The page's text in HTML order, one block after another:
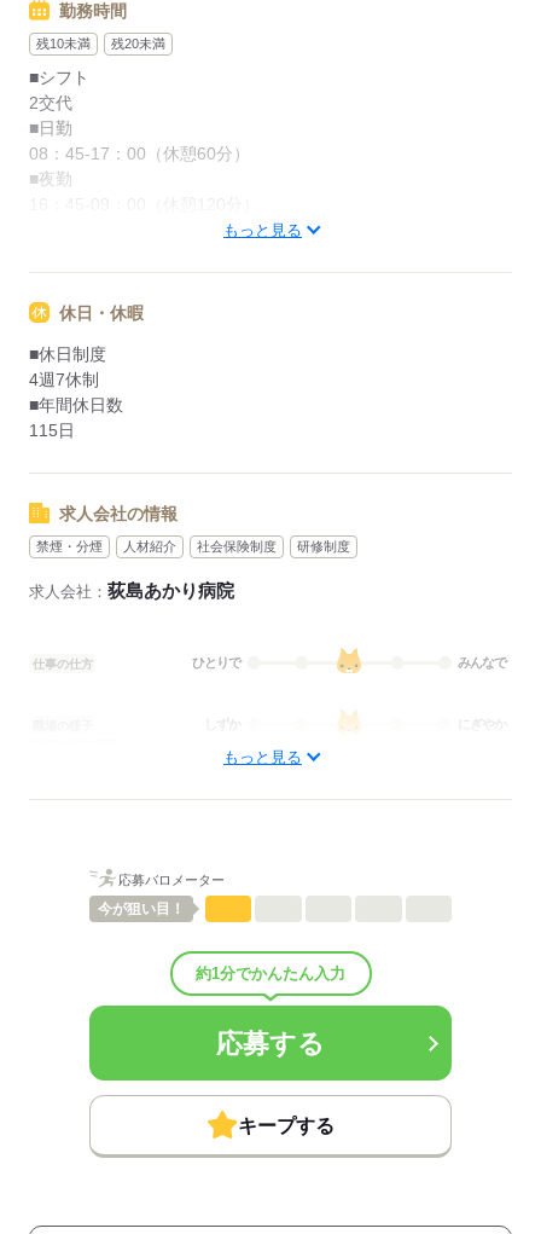
勤務時間
残10未満 残20未満
■シフト
2交代
■日勤
08：45-17：00（休憩60分）
■夜勤
応募する
もっと見る
休日・休暇
■休日制度
4週7休制
■年間休日数
115日
求人会社の情報
禁煙・分煙 人材紹介 社会保険制度 研修制度
求人会社： 荻島あかり病院
仕事の仕方 ひとりで みんなで
にぎやか
■退職金制度：有（勤続3年以上）
■退職金制度備考：
※全額補助（非常勤は常勤の3/4以上勤務の方対象）
・学童保育費補助制度（小学校４年生まで）※非常勤は規定あり
・制服貸与
・職員食堂利用可能（昼：1食300円、夜勤時の夕食・朝食無料提
・資格取得支援制度あり
・永年勤続表彰（10年・20年・30年）
・職員専用保養所あり（南房総シーサイド貴賓館）
・院内診療費補助制度
もっと見る
応募バロメーター
今が狙い目！
約1分でかんたん入力
応募する
キープする